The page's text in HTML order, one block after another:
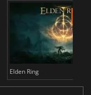
Elden Ring